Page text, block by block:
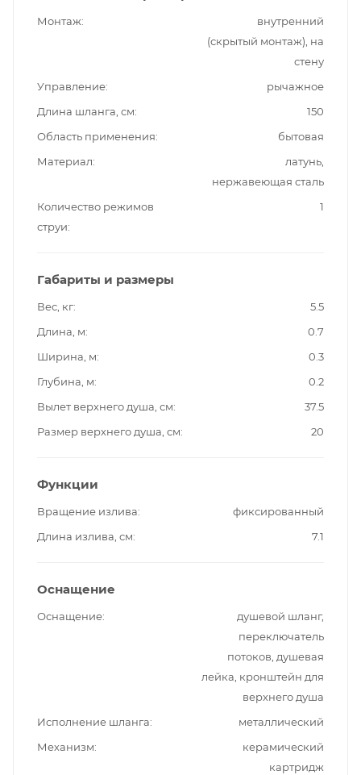
Монтаж
внутренний
(скрытый монтаж), на
стену
Управление
рычажное
Длина шланга, см
150
Область применения
бытовая
Материал
латунь,
нержавеющая сталь
Количество режимов
струи
1
Габариты и размеры
Вес, кг
5.5
Длина, м
0.7
Ширина, м
0.3
Глубина, м
0.2
Вылет верхнего душа, см
37.5
Размер верхнего душа, см
20
Функции
Вращение излива
фиксированный
Длина излива, см
7.1
Оснащение
Оснащение
душевой шланг,
переключатель
потоков, душевая
лейка, кронштейн для
верхнего душа
Исполнение шланга
металлический
Механизм
керамический
картридж